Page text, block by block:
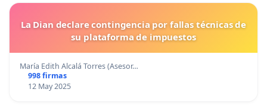
La Dian declare contingencia por fallas técnicas de
su plataforma de impuestos
María Edith Alcalá Torres (Asesor…
998 firmas
12 May 2025